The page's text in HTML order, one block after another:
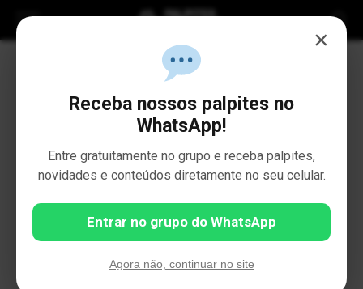
×
Receba nossos palpites no
WhatsApp!
Entre gratuitamente no grupo e receba palpites,
novidades e conteúdos diretamente no seu celular.
Entrar no grupo do WhatsApp
Agora não, continuar no site